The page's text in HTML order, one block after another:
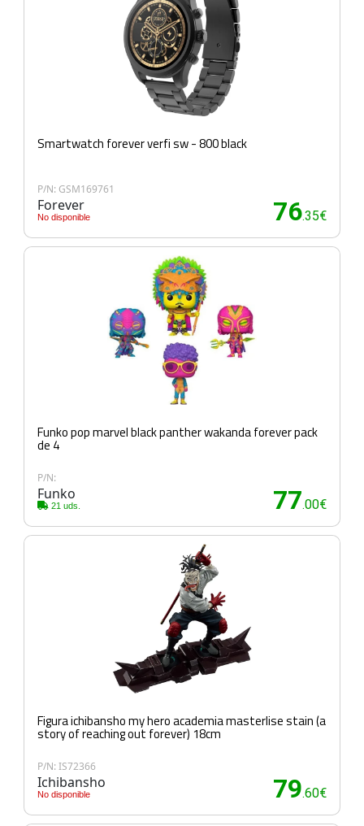
Smartwatch forever verfi sw - 800 black
P/N: GSM169761
Forever
No disponible 76.35€
Funko pop marvel black panther wakanda forever pack
de 4
P/N:
Funko
21 uds. 77.00€
Figura ichibansho my hero academia masterlise stain (a
story of reaching out forever) 18cm
P/N: IS72366
Ichibansho
No disponible 79.60€